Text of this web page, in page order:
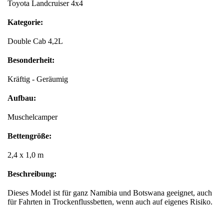
Toyota Landcruiser 4x4
Kategorie:
Double Cab 4,2L
Besonderheit:
Kräftig - Geräumig
Aufbau:
Muschelcamper
Bettengröße:
2,4 x 1,0 m
Beschreibung:
Dieses Model ist für ganz Namibia und Botswana geeignet, auch
für Fahrten in Trockenflussbetten, wenn auch auf eigenes Risiko.